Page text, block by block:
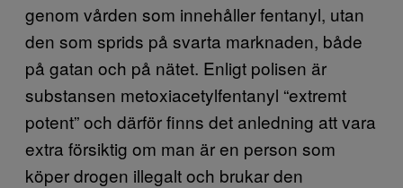
genom vården som innehåller fentanyl, utan
den som sprids på svarta marknaden, både
på gatan och på nätet. Enligt polisen är
substansen metoxiacetylfentanyl “extremt
potent” och därför finns det anledning att vara
extra försiktig om man är en person som
köper drogen illegalt och brukar den